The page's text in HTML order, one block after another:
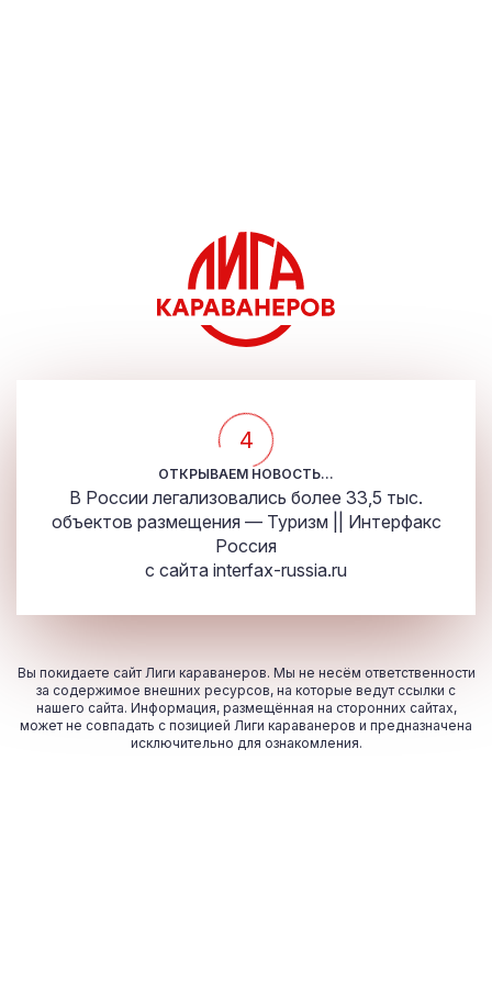
4
ОТКРЫВАЕМ НОВОСТЬ...
В России легализовались более 33,5 тыс.
объектов размещения — Туризм || Интерфакс
Россия
с сайта interfax-russia.ru
Вы покидаете сайт Лиги караванеров. Мы не несём ответственности
за содержимое внешних ресурсов, на которые ведут ссылки с
нашего сайта. Информация, размещённая на сторонних сайтах,
может не совпадать с позицией Лиги караванеров и предназначена
исключительно для ознакомления.